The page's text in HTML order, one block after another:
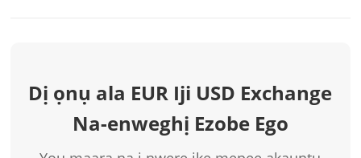
Dị ọnụ ala EUR Iji USD Exchange
Na-enweghị Ezobe Ego